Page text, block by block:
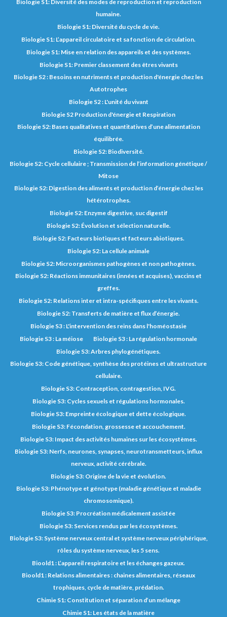
Biologie S1: Diversité des modes de reproduction et reproduction
humaine.
Biologie S1: Diversité du cycle de vie.
Biologie S1: L’appareil circulatoire et sa fonction de circulation.
Biologie S1: Mise en relation des appareils et des systèmes.
Biologie S1: Premier classement des êtres vivants
Biologie S2 : Besoins en nutriments et production d'énergie chez les
Autotrophes
Biologie S2 : L'unité du vivant
Biologie S2 Production d'énergie et Respiration
Biologie S2: Bases qualitatives et quantitatives d’une alimentation
équilibrée.
Biologie S2: Biodiversité.
Biologie S2: Cycle cellulaire ; Transmission de l’information génétique /
Mitose
Biologie S2: Digestion des aliments et production d’énergie chez les
hétérotrophes.
Biologie S2: Enzyme digestive, suc digestif
Biologie S2: Évolution et sélection naturelle.
Biologie S2: Facteurs biotiques et facteurs abiotiques.
Biologie S2: La cellule animale
Biologie S2: Microorganismes pathogènes et non pathogènes.
Biologie S2: Réactions immunitaires (innées et acquises), vaccins et
greffes.
Biologie S2: Relations inter et intra-spécifiques entre les vivants.
Biologie S2: Transferts de matière et flux d’énergie.
Biologie S3 : L'intervention des reins dans l'homéostasie
Biologie S3 : La méiose
Biologie S3 : La régulation hormonale
Biologie S3: Arbres phylogénétiques.
Biologie S3: Code génétique, synthèse des protéines et ultrastructure
cellulaire.
Biologie S3: Contraception, contragestion, IVG.
Biologie S3: Cycles sexuels et régulations hormonales.
Biologie S3: Empreinte écologique et dette écologique.
Biologie S3: Fécondation, grossesse et accouchement.
Biologie S3: Impact des activités humaines sur les écosystèmes.
Biologie S3: Nerfs, neurones, synapses, neurotransmetteurs, influx
nerveux, activité cérébrale.
Biologie S3: Origine de la vie et évolution.
Biologie S3: Phénotype et génotype (maladie génétique et maladie
chromosomique).
Biologie S3: Procréation médicalement assistée
Biologie S3: Services rendus par les écosystèmes.
Biologie S3: Système nerveux central et système nerveux périphérique,
rôles du système nerveux, les 5 sens.
Bioold1 : L’appareil respiratoire et les échanges gazeux.
Bioold1 : Relations alimentaires : chaines alimentaires, réseaux
trophiques, cycle de matière, prédation.
Chimie S1: Constitution et séparation d’un mélange
Chimie S1: Les états de la matière